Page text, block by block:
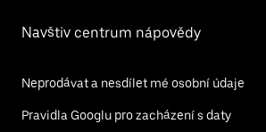
Navštiv centrum nápovědy
Neprodávat a nesdílet mé osobní údaje
Pravidla Googlu pro zacházení s daty